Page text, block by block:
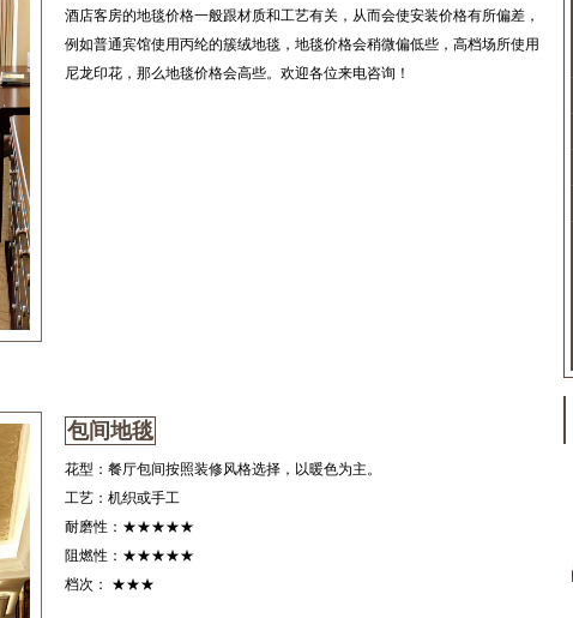
酒店客房的地毯价格一般跟材质和工艺有关，从而会使安装价格有所偏差，
例如普通宾馆使用丙纶的簇绒地毯，地毯价格会稍微偏低些，高档场所使用
尼龙印花，那么地毯价格会高些。欢迎各位来电咨询！
包间地毯
花型：餐厅包间按照装修风格选择，以暖色为主。
工艺：机织或手工
耐磨性：★★★★★
阻燃性：★★★★★
档次： ★★★